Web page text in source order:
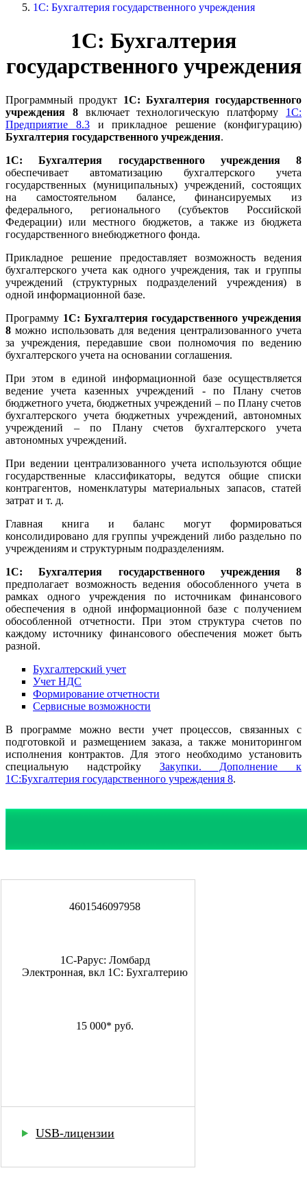
1С: Бухгалтерия государственного учреждения
1С: Бухгалтерия
государственного учреждения
Программный продукт 1С: Бухгалтерия государственного
учреждения 8включает технологическую платформу 1С:
Предприятие 8.3и прикладное решение (конфигурацию)
Бухгалтерия государственного учреждения.
1С: Бухгалтерия государственного учреждения 8
обеспечивает автоматизацию бухгалтерского учета
государственных (муниципальных) учреждений, состоящих
на самостоятельном балансе, финансируемых из
федерального, регионального (субъектов Российской
Федерации) или местного бюджетов, а также из бюджета
государственного внебюджетного фонда.
Прикладное решение предоставляет возможность ведения
бухгалтерского учета как одного учреждения, так и группы
учреждений (структурных подразделений учреждения) в
одной информационной базе.
Программу 1С: Бухгалтерия государственного учреждения
8 можно использовать для ведения централизованного учета
за учреждения, передавшие свои полномочия по ведению
бухгалтерского учета на основании соглашения.
При этом в единой информационной базе осуществляется
ведение учета казенных учреждений - по Плану счетов
бюджетного учета, бюджетных учреждений – по Плану счетов
бухгалтерского учета бюджетных учреждений, автономных
учреждений – по Плану счетов бухгалтерского учета
автономных учреждений.
При ведении централизованного учета используются общие
государственные классификаторы, ведутся общие списки
контрагентов, номенклатуры материальных запасов, статей
затрат и т. д.
Главная книга и баланс могут формироваться
консолидировано для группы учреждений либо раздельно по
учреждениям и структурным подразделениям.
1С: Бухгалтерия государственного учреждения 8
предполагает возможность ведения обособленного учета в
рамках одного учреждения по источникам финансового
обеспечения в одной информационной базе с получением
обособленной отчетности. При этом структура счетов по
каждому источнику финансового обеспечения может быть
разной.
Бухгалтерский учет
Учет НДС
Формирование отчетности
Сервисные возможности
В программе можно вести учет процессов, связанных с
подготовкой и размещением заказа, а также мониторингом
исполнения контрактов. Для этого необходимо установить
специальную надстройку Закупки. Дополнение к
1С:Бухгалтерия государственного учреждения 8.
4601546097958
1С-Рарус: Ломбард
Электронная, вкл 1С: Бухгалтерию
15 000* руб.
USB-лицензии